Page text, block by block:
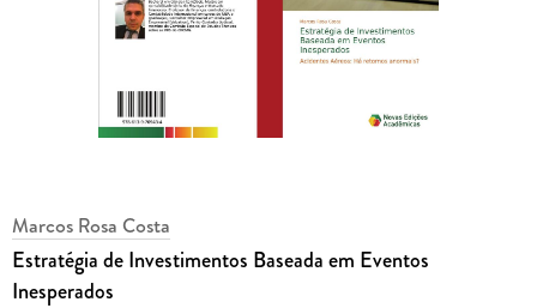
Marcos Rosa Costa
Estratégia de Investimentos Baseada em Eventos
Inesperados